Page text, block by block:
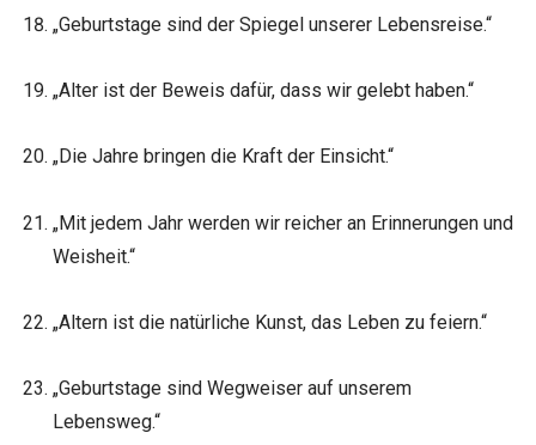
„Geburtstage sind der Spiegel unserer Lebensreise.“
„Alter ist der Beweis dafür, dass wir gelebt haben.“
„Die Jahre bringen die Kraft der Einsicht.“
„Mit jedem Jahr werden wir reicher an Erinnerungen und
Weisheit.“
„Altern ist die natürliche Kunst, das Leben zu feiern.“
„Geburtstage sind Wegweiser auf unserem
Lebensweg.“